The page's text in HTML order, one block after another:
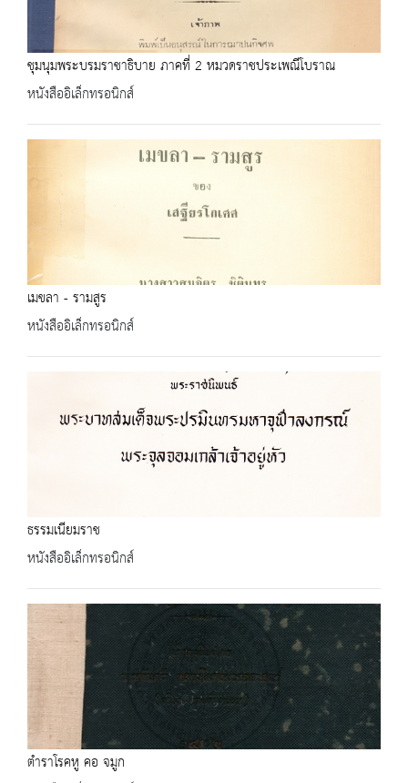
ชุมนุมพระบรมราชาธิบาย ภาคที่ 2 หมวดราชประเพณีโบราณ
หนังสืออิเล็กทรอนิกส์
เมขลา - รามสูร
หนังสืออิเล็กทรอนิกส์
ธรรมเนียมราช
หนังสืออิเล็กทรอนิกส์
ตำราโรคหู คอ จมูก